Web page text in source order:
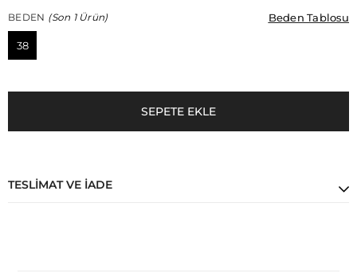
BEDEN (Son 1 Ürün) Beden Tablosu
Beden Tablosu
38
TESLIMAT VE İADE